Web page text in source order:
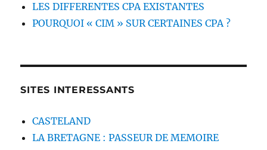
LES DIFFERENTES CPA EXISTANTES
POURQUOI « CIM » SUR CERTAINES CPA ?
SITES INTERESSANTS
CASTELAND
LA BRETAGNE : PASSEUR DE MEMOIRE